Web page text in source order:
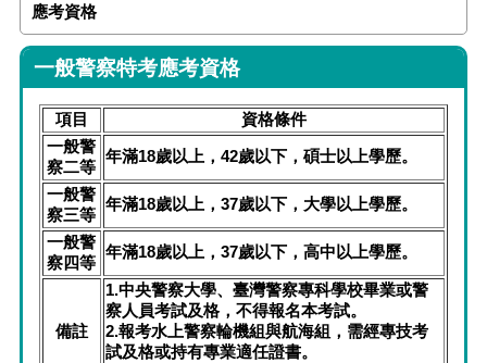
應考資格
一般警察特考應考資格
項目
資格條件
一般警
察二等
年滿18歲以上，42歲以下，碩士以上學歷。
一般警
察三等
年滿18歲以上，37歲以下，大學以上學歷。
一般警
察四等
年滿18歲以上，37歲以下，高中以上學歷。
備註
1.中央警察大學、臺灣警察專科學校畢業或警
察人員考試及格，不得報名本考試。
2.報考水上警察輪機組與航海組，需經專技考
試及格或持有專業適任證書。